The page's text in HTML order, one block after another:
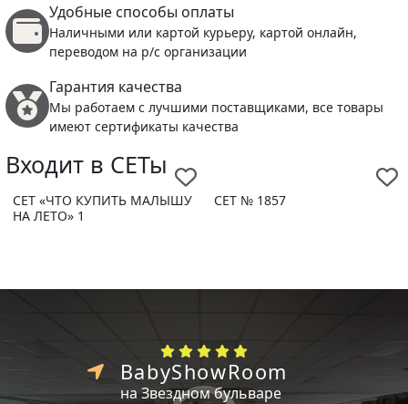
Удобные способы оплаты
Наличными или картой курьеру, картой онлайн,
переводом на р/с организации
Гарантия качества
Мы работаем с лучшими поставщиками, все товары
имеют сертификаты качества
Входит в СЕТы
СЕТ «ЧТО КУПИТЬ МАЛЫШУ
НА ЛЕТО» 1
СЕТ № 1857
BabyShowRoom
на Звездном бульваре